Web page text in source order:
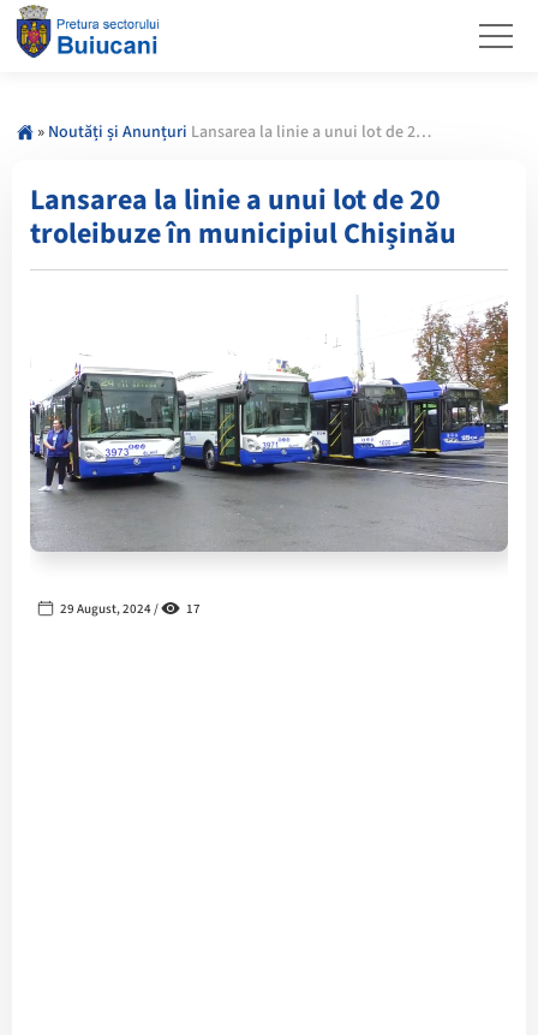
» Noutăți și Anunțuri Lansarea la linie a unui lot de 20 troleibuze în municipiul Chișinău
Lansarea la linie a unui lot de 20
troleibuze în municipiul Chișinău
29 August, 2024 / 17